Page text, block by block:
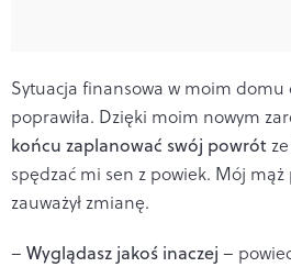
Sytuacja finansowa w moim
poprawiła. Dzięki moim nowym
końcu zaplanować swój powrót
spędzać mi sen z powiek. Mój
zauważył zmianę.
– Wyglądasz jakoś inaczej –